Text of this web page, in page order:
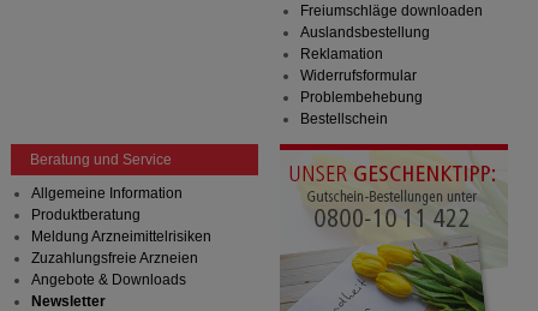
Freiumschläge downloaden
Auslandsbestellung
Reklamation
Widerrufsformular
Problembehebung
Bestellschein
Beratung und Service
Allgemeine Information
Produktberatung
Meldung Arzneimittelrisiken
Zuzahlungsfreie Arzneien
Angebote & Downloads
Newsletter